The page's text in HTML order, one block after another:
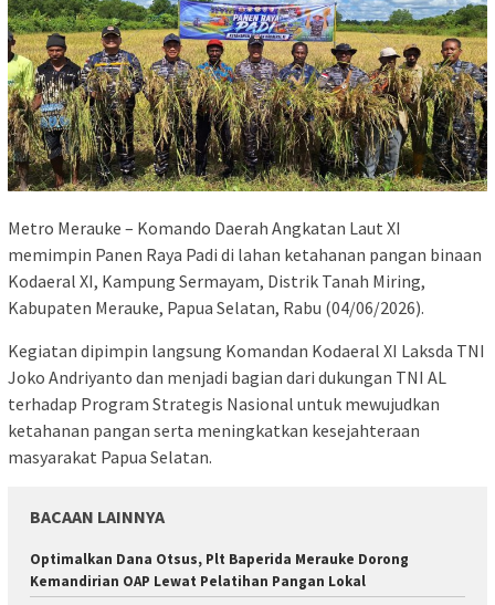
Metro Merauke – Komando Daerah Angkatan Laut XI
memimpin Panen Raya Padi di lahan ketahanan pangan binaan
Kodaeral XI, Kampung Sermayam, Distrik Tanah Miring,
Kabupaten Merauke, Papua Selatan, Rabu (04/06/2026).
Kegiatan dipimpin langsung Komandan Kodaeral XI Laksda TNI
Joko Andriyanto dan menjadi bagian dari dukungan TNI AL
terhadap Program Strategis Nasional untuk mewujudkan
ketahanan pangan serta meningkatkan kesejahteraan
masyarakat Papua Selatan.
BACAAN LAINNYA
Optimalkan Dana Otsus, Plt Baperida Merauke Dorong
Kemandirian OAP Lewat Pelatihan Pangan Lokal